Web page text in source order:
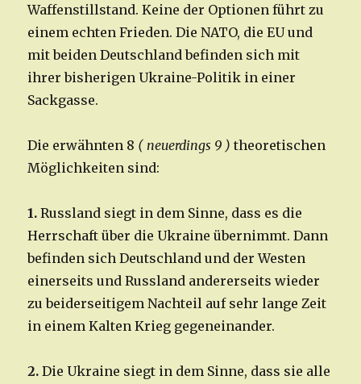
Waffenstillstand. Keine der Optionen führt zu
einem echten Frieden. Die NATO, die EU und
mit beiden Deutschland befinden sich mit
ihrer bisherigen Ukraine-Politik in einer
Sackgasse.
Die erwähnten 8 ( neuerdings 9 ) theoretischen
Möglichkeiten sind:
1. Russland siegt in dem Sinne, dass es die
Herrschaft über die Ukraine übernimmt. Dann
befinden sich Deutschland und der Westen
einerseits und Russland andererseits wieder
zu beiderseitigem Nachteil auf sehr lange Zeit
in einem Kalten Krieg gegeneinander.
2. Die Ukraine siegt in dem Sinne, dass sie alle